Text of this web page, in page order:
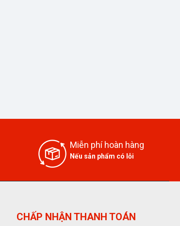
Miễn phí hoàn hàng
Nếu sản phẩm có lỗi
CHẤP NHẬN THANH TOÁN